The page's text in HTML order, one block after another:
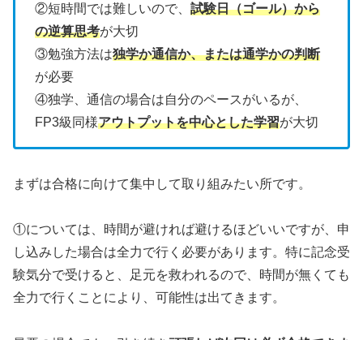
②短時間では難しいので、 試験日（ゴール）から
の逆算思考が大切
③勉強方法は独学か通信か、または通学かの判断
が必要
④独学、通信の場合は自分のペースがいるが、
FP3級同様アウトプットを中心とした学習が大切
まずは合格に向けて集中して取り組みたい所です。
①については、時間が避ければ避けるほどいいですが、申
し込みした場合は全力で行く必要があります。特に記念受
験気分で受けると、足元を救われるので、時間が無くても
全力で行くことにより、可能性は出てきます。